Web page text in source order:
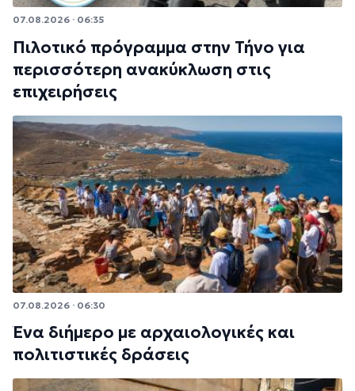
07.08.2026 · 06:35
Πιλοτικό πρόγραμμα στην Τήνο για
περισσότερη ανακύκλωση στις
επιχειρήσεις
07.08.2026 · 06:30
Ένα διήμερο με αρχαιολογικές και
πολιτιστικές δράσεις